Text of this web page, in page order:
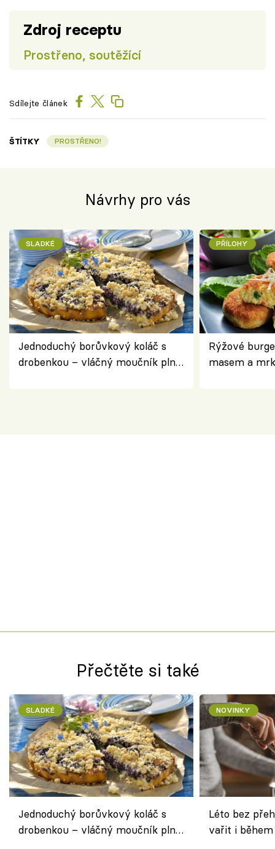
Zdroj receptu
Prostřeno, soutěžící
Sdílejte článek
ŠTÍTKY PROSTŘENO!
Návrhy pro vás
SLADKÉ
Jednoduchý borůvkový koláč s
drobenkou – vláčný moučník plný
PŘÍLOHY
Rýžové
masem a
Přečtěte si také
SLADKÉ
Jednoduchý borůvkový koláč s
drobenkou – vláčný moučník plný
NOVINKY
Léto bez
vařit i